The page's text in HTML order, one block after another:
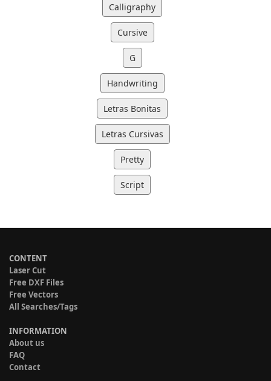
Calligraphy
Cursive
G
Handwriting
Letras Bonitas
Letras Cursivas
Pretty
Script
CONTENT
Laser Cut
Free DXF Files
Free Vectors
All Searches/Tags
INFORMATION
About us
FAQ
Contact